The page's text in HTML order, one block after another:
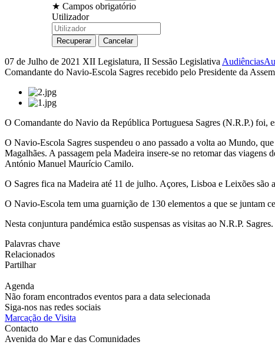
★ Campos obrigatório
Utilizador
07 de Julho de 2021 XII Legislatura, II Sessão Legislativa Audiências
Comandante do Navio-Escola Sagres recebido pelo Presidente da
O Comandante do Navio da República Portuguesa Sagres (N.R.P.) foi,
O Navio-Escola Sagres suspendeu o ano passado a volta ao Mundo,
Magalhães. A passagem pela Madeira insere-se no retomar das viagens
António Manuel Maurício Camilo.
O Sagres fica na Madeira até 11 de julho. Açores, Lisboa e Leixões são
O Navio-Escola tem uma guarnição de 130 elementos a que se juntam
Nesta conjuntura pandémica estão suspensas as visitas ao N.R.P. Sagres.
Palavras chave
Relacionados
Partilhar
Agenda
Não foram encontrados eventos para a data selecionada
Siga-nos nas redes sociais
Marcação de Visita
Contacto
Avenida do Mar e das Comunidades